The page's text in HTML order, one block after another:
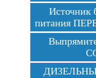
Источник
питания